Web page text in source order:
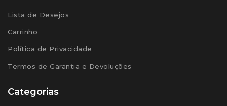
Lista de Desejos
Carrinho
Política de Privacidade
Termos de Garantia e Devoluções
Categorias